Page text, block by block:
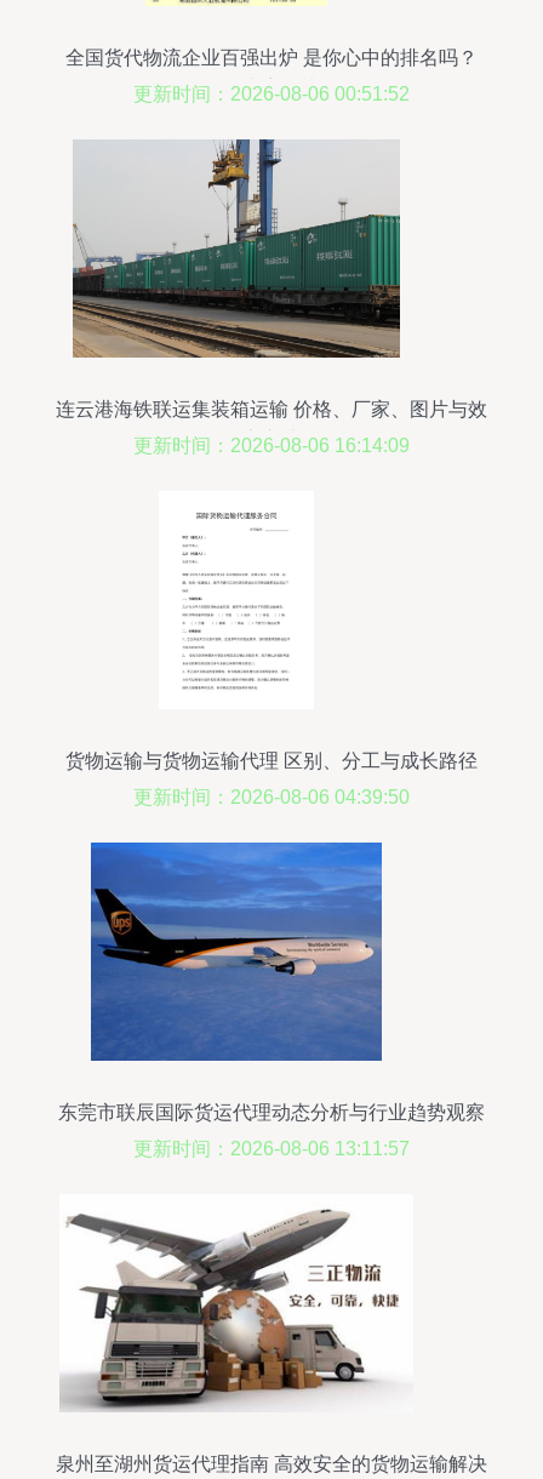
全国货代物流企业百强出炉 是你心中的排名吗？
（附各类完整榜单）
更新时间：2026-08-06 00:51:52
连云港海铁联运集装箱运输 价格、厂家、图片与效
率之选
更新时间：2026-08-06 16:14:09
货物运输与货物运输代理 区别、分工与成长路径
更新时间：2026-08-06 04:39:50
东莞市联辰国际货运代理动态分析与行业趋势观察
更新时间：2026-08-06 13:11:57
泉州至湖州货运代理指南 高效安全的货物运输解决